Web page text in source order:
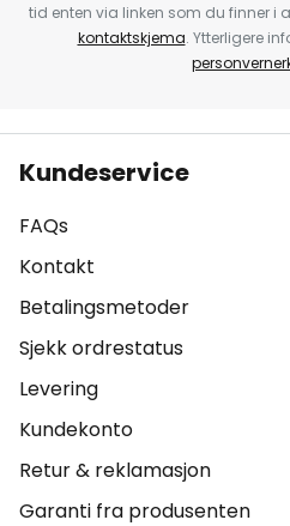
tid enten via linken som du finner i
kontaktskjema. Ytterligere
Kundeservice
FAQs
Kontakt
Betalingsmetoder
Sjekk ordrestatus
Levering
Kundekonto
Retur & reklamasjon
Garanti fra produsenten